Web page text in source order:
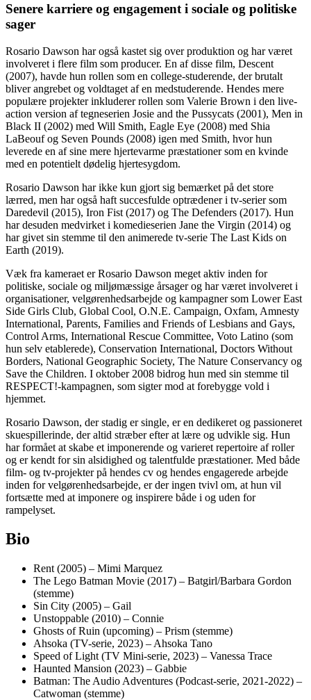
Senere karriere og engagement i sociale og politiske
sager
Rosario Dawson har også kastet sig over produktion og har været
involveret i flere film som producer. En af disse film, Descent
(2007), havde hun rollen som en college-studerende, der brutalt
bliver angrebet og voldtaget af en medstuderende. Hendes mere
populære projekter inkluderer rollen som Valerie Brown i den live-
action version af tegneserien Josie and the Pussycats (2001), Men in
Black II (2002) med Will Smith, Eagle Eye (2008) med Shia
LaBeouf og Seven Pounds (2008) igen med Smith, hvor hun
leverede en af sine mere hjertevarme præstationer som en kvinde
med en potentielt dødelig hjertesygdom.
Rosario Dawson har ikke kun gjort sig bemærket på det store
lærred, men har også haft succesfulde optrædener i tv-serier som
Daredevil (2015), Iron Fist (2017) og The Defenders (2017). Hun
har desuden medvirket i komedieserien Jane the Virgin (2014) og
har givet sin stemme til den animerede tv-serie The Last Kids on
Earth (2019).
Væk fra kameraet er Rosario Dawson meget aktiv inden for
politiske, sociale og miljømæssige årsager og har været involveret i
organisationer, velgørenhedsarbejde og kampagner som Lower East
Side Girls Club, Global Cool, O.N.E. Campaign, Oxfam, Amnesty
International, Parents, Families and Friends of Lesbians and Gays,
Control Arms, International Rescue Committee, Voto Latino (som
hun selv etablerede), Conservation International, Doctors Without
Borders, National Geographic Society, The Nature Conservancy og
Save the Children. I oktober 2008 bidrog hun med sin stemme til
RESPECT!-kampagnen, som sigter mod at forebygge vold i
hjemmet.
Rosario Dawson, der stadig er single, er en dedikeret og passioneret
skuespillerinde, der altid stræber efter at lære og udvikle sig. Hun
har formået at skabe et imponerende og varieret repertoire af roller
og er kendt for sin alsidighed og talentfulde præstationer. Med både
film- og tv-projekter på hendes cv og hendes engagerede arbejde
inden for velgørenhedsarbejde, er der ingen tvivl om, at hun vil
fortsætte med at imponere og inspirere både i og uden for
rampelyset.
Bio
Rent (2005) – Mimi Marquez
The Lego Batman Movie (2017) – Batgirl/Barbara Gordon
(stemme)
Sin City (2005) – Gail
Unstoppable (2010) – Connie
Ghosts of Ruin (upcoming) – Prism (stemme)
Ahsoka (TV-serie, 2023) – Ahsoka Tano
Speed of Light (TV Mini-serie, 2023) – Vanessa Trace
Haunted Mansion (2023) – Gabbie
Batman: The Audio Adventures (Podcast-serie, 2021-2022) –
Catwoman (stemme)